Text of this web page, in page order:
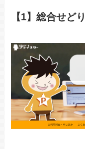
【1】総合せど